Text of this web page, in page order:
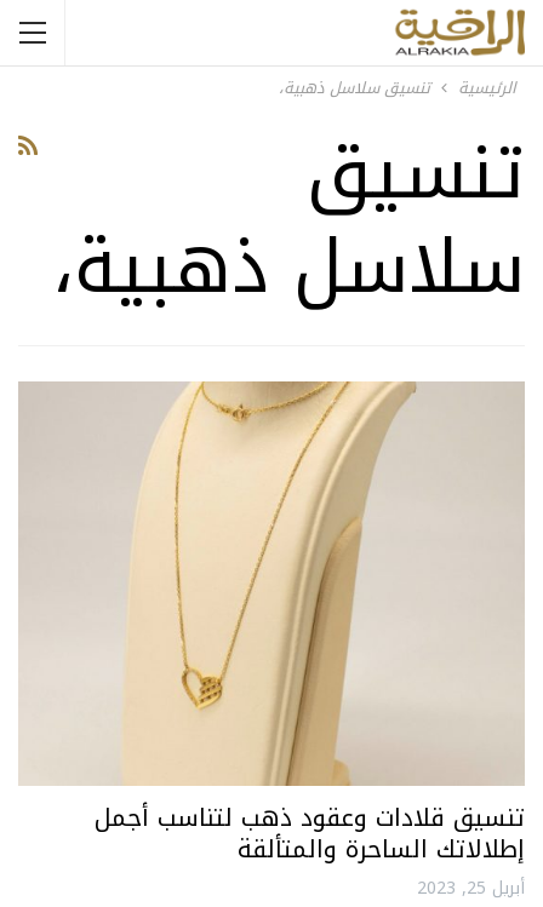
الرئيسية تنسيق سلاسل ذهبية،
تنسيق
سلاسل ذهبية،
تنسيق قلادات وعقود ذهب لتناسب أجمل
إطلالاتك الساحرة والمتألقة
أبريل 25, 2023